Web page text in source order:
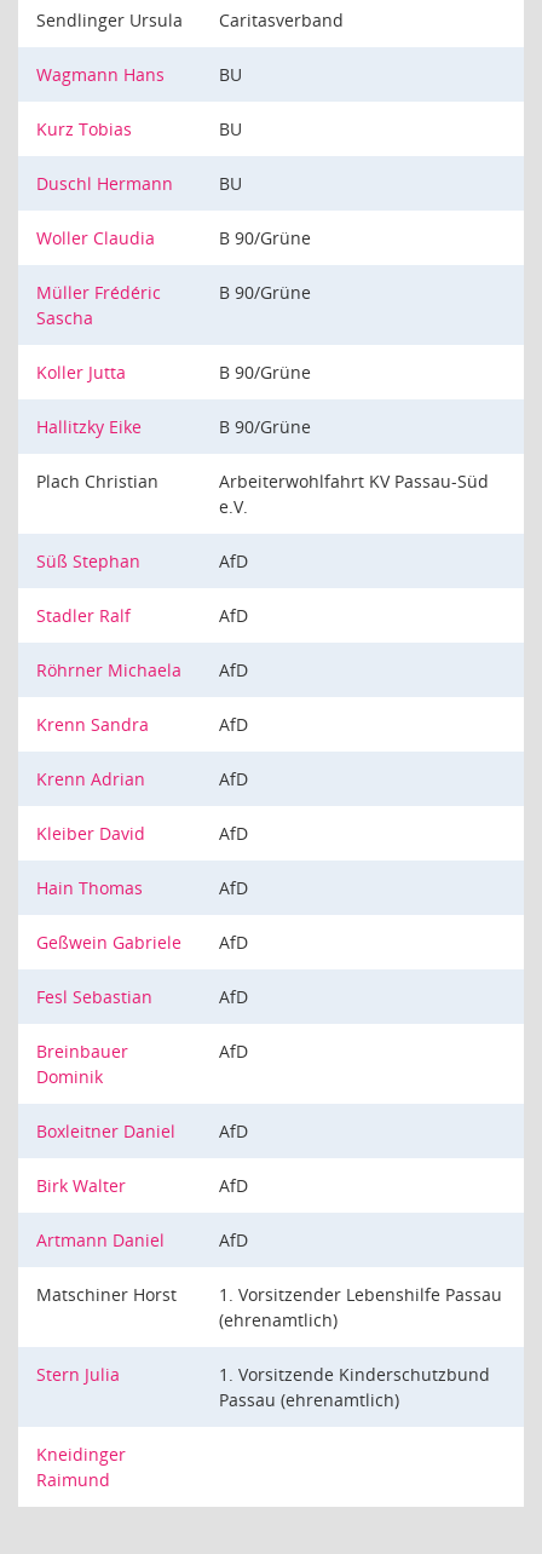
Sendlinger Ursula Caritasverband
Wagmann Hans BU
Kurz Tobias BU
Duschl Hermann BU
Woller Claudia B 90/Grüne
Müller Frédéric
Sascha
B 90/Grüne
Koller Jutta B 90/Grüne
Hallitzky Eike B 90/Grüne
Plach Christian
Arbeiterwohlfahrt KV Passau-Süd
e.V.
Süß Stephan AfD
Stadler Ralf AfD
Röhrner Michaela AfD
Krenn Sandra AfD
Krenn Adrian AfD
Kleiber David AfD
Hain Thomas AfD
Geßwein Gabriele AfD
Fesl Sebastian AfD
Breinbauer
Dominik
AfD
Boxleitner Daniel AfD
Birk Walter AfD
Artmann Daniel AfD
Matschiner Horst
1. Vorsitzender Lebenshilfe Passau
(ehrenamtlich)
Stern Julia
1. Vorsitzende Kinderschutzbund
Passau (ehrenamtlich)
Kneidinger
Raimund